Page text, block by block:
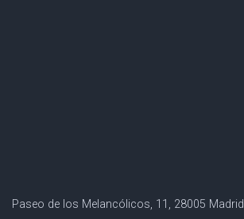
Paseo de los Melancólicos, 11, 28005 Madrid